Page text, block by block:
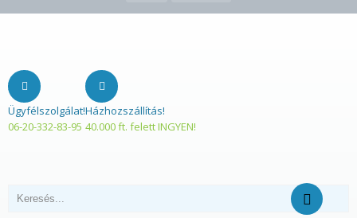
Ügyfélszolgálat!
06-20-332-83-95
Házhozszállítás!
40.000 ft. felett INGYEN!